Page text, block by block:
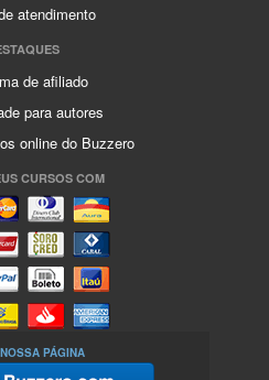
atendimento
de afiliado
para autores
online do Buzzero
CURSOS COM
PÁGINA